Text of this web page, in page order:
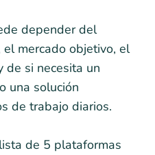
depender del
mercado objetivo, el
de si necesita un
una solución
de trabajo diarios.
de 5 plataformas